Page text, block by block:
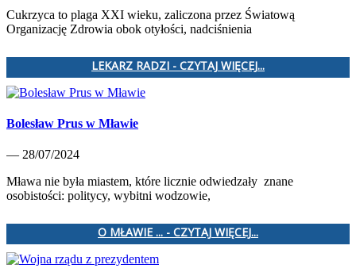
Cukrzyca to plaga XXI wieku, zaliczona przez Światową
Organizację Zdrowia obok otyłości, nadciśnienia
LEKARZ RADZI - CZYTAJ WIĘCEJ...
Bolesław Prus w Mławie
— 28/07/2024
Mława nie była miastem, które licznie odwiedzały znane
osobistości: politycy, wybitni wodzowie,
O MŁAWIE ... - CZYTAJ WIĘCEJ...